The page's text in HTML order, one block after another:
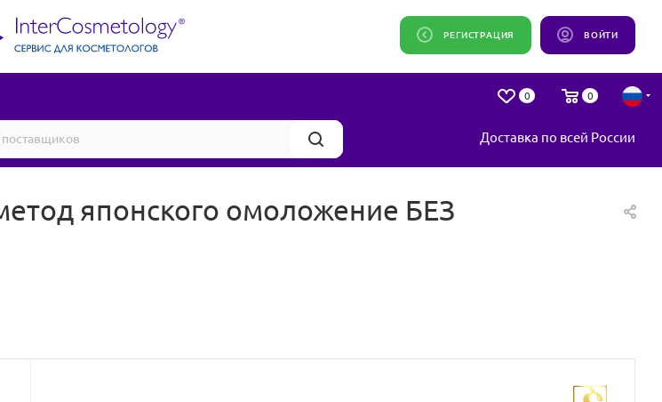
ВОЙТИ
РЕГИСТРАЦИЯ
0 0
Доставка по всей России
японского омоложение БЕЗ